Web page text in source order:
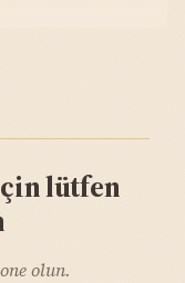
lütfen
olun.